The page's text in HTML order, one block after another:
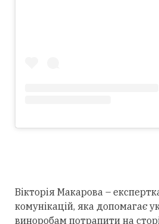
Вікторія Макарова –
комунікацій, яка допомагає
виноробам потрапити на